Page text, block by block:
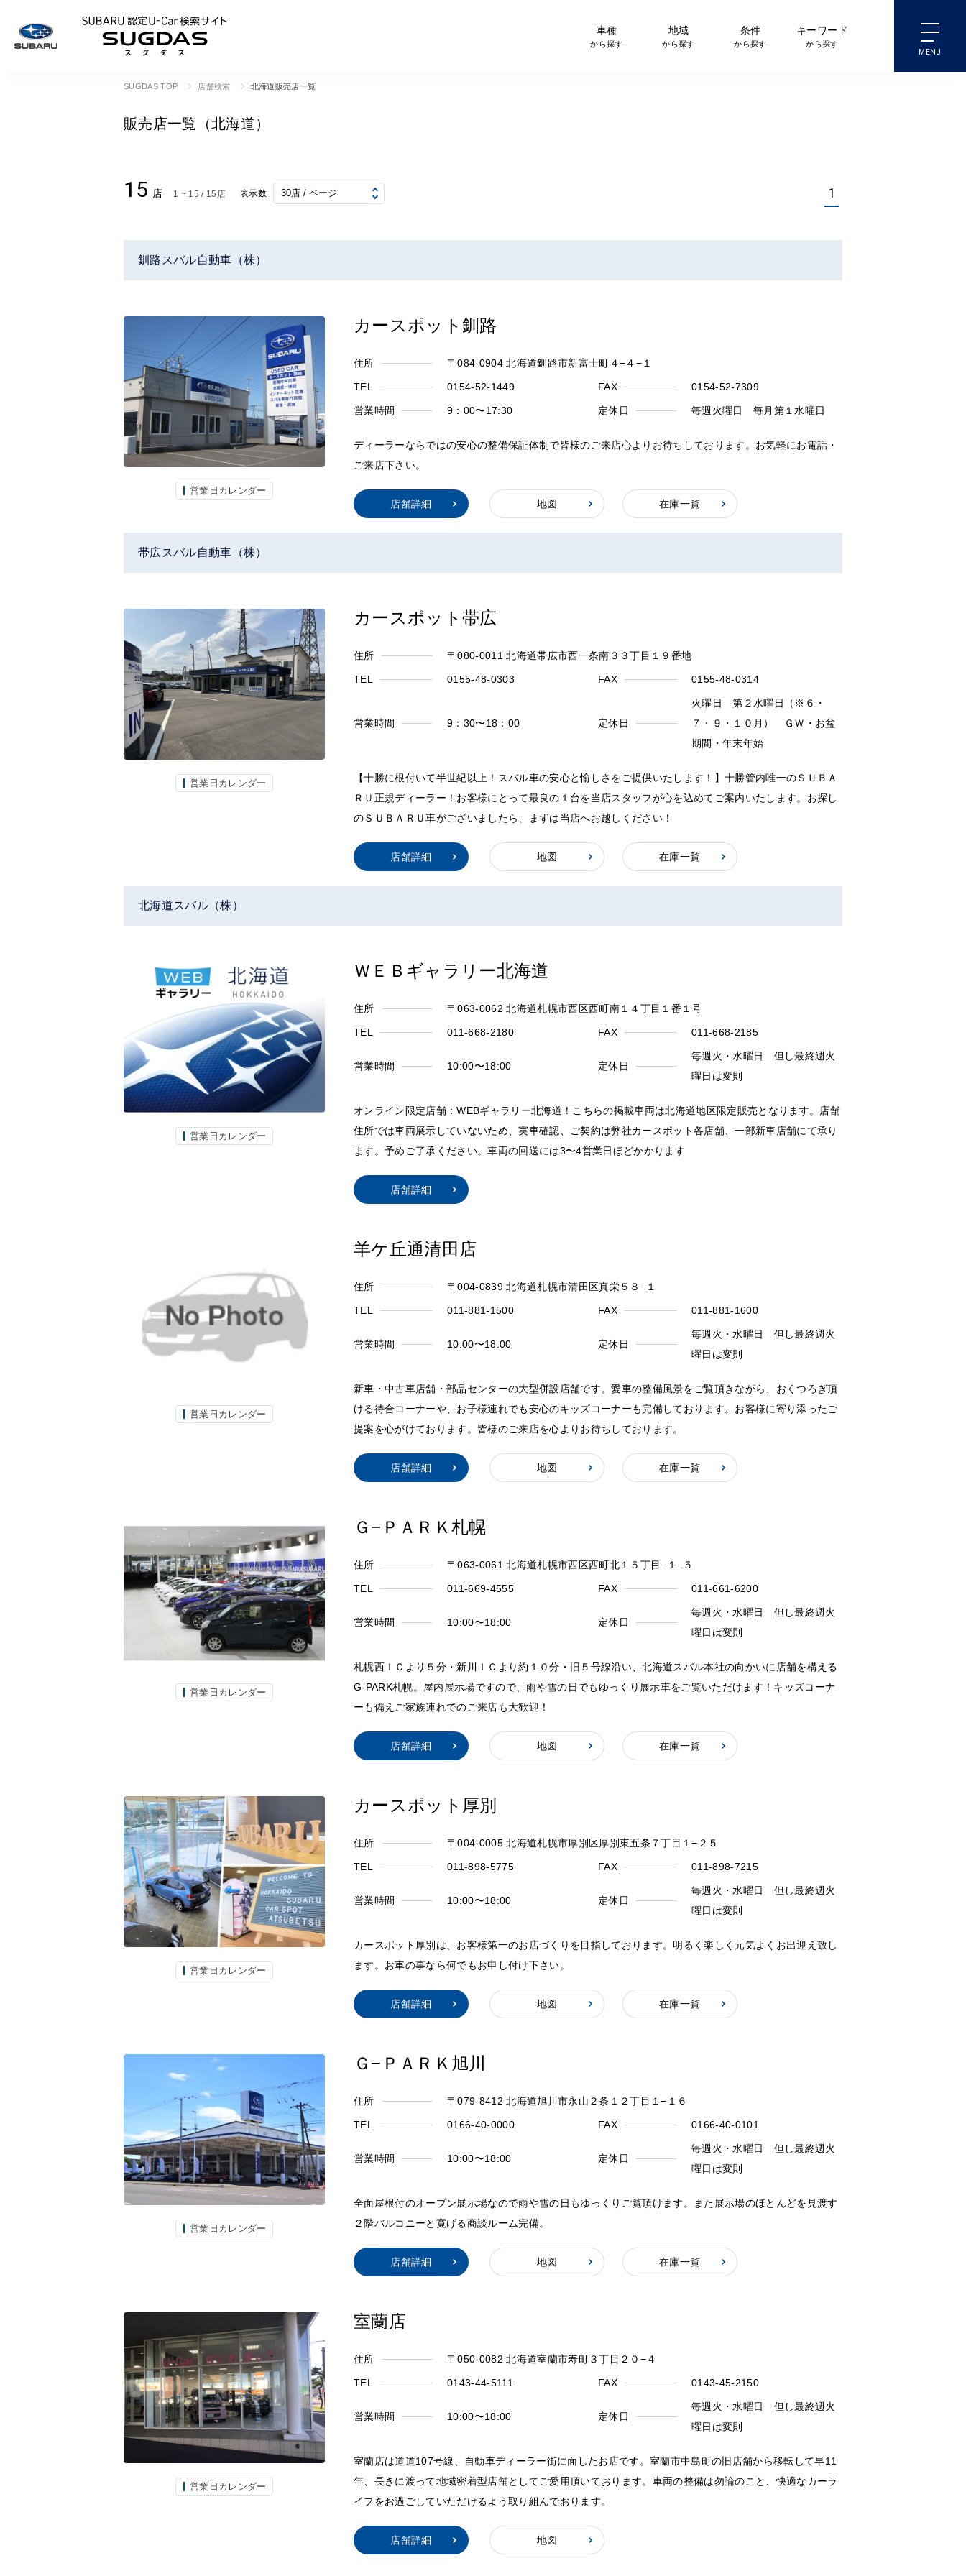
車種
から探す
地域
から探す
条件
から探す
キーワード
から探す
SUGDAS TOP 店舗検索 北海道販売店一覧
販売店一覧（北海道）
15 店 1 ~ 15 / 15店 表示数 1
釧路スバル自動車（株）
営業日カレンダー
カースポット釧路
住所 〒084-0904 北海道釧路市新富士町４−４−１
TEL 0154-52-1449 FAX 0154-52-7309
営業時間 9：00〜17:30 定休日 毎週火曜日 毎月第１水曜日
ディーラーならではの安心の整備保証体制で皆様のご来店心よりお待ちしております。お気軽にお電話・
ご来店下さい。
店舗詳細 地図 在庫一覧
帯広スバル自動車（株）
営業日カレンダー
カースポット帯広
住所 〒080-0011 北海道帯広市西一条南３３丁目１９番地
TEL 0155-48-0303 FAX 0155-48-0314
営業時間 9：30〜18：00 定休日
火曜日 第２水曜日（※６・
７・９・１０月） ＧＷ・お盆
期間・年末年始
【十勝に根付いて半世紀以上！スバル車の安心と愉しさをご提供いたします！】十勝管内唯一のＳＵＢＡ
ＲＵ正規ディーラー！お客様にとって最良の１台を当店スタッフが心を込めてご案内いたします。お探し
のＳＵＢＡＲＵ車がございましたら、まずは当店へお越しください！
店舗詳細 地図 在庫一覧
北海道スバル（株）
営業日カレンダー
ＷＥＢギャラリー北海道
住所 〒063-0062 北海道札幌市西区西町南１４丁目１番１号
TEL 011-668-2180 FAX 011-668-2185
営業時間 10:00〜18:00 定休日
毎週火・水曜日 但し最終週火
曜日は変則
オンライン限定店舗：WEBギャラリー北海道！こちらの掲載車両は北海道地区限定販売となります。店舗
住所では車両展示していないため、実車確認、ご契約は弊社カースポット各店舗、一部新車店舗にて承り
ます。予めご了承ください。車両の回送には3〜4営業日ほどかかります
店舗詳細
営業日カレンダー
羊ケ丘通清田店
住所 〒004-0839 北海道札幌市清田区真栄５８−１
TEL 011-881-1500 FAX 011-881-1600
営業時間 10:00〜18:00 定休日
毎週火・水曜日 但し最終週火
曜日は変則
新車・中古車店舗・部品センターの大型併設店舗です。愛車の整備風景をご覧頂きながら、おくつろぎ頂
ける待合コーナーや、お子様連れでも安心のキッズコーナーも完備しております。お客様に寄り添ったご
提案を心がけております。皆様のご来店を心よりお待ちしております。
店舗詳細 地図 在庫一覧
営業日カレンダー
Ｇ−ＰＡＲＫ札幌
住所 〒063-0061 北海道札幌市西区西町北１５丁目−１−５
TEL 011-669-4555 FAX 011-661-6200
営業時間 10:00〜18:00 定休日
毎週火・水曜日 但し最終週火
曜日は変則
札幌西ＩＣより５分・新川ＩＣより約１０分・旧５号線沿い、北海道スバル本社の向かいに店舗を構える
G-PARK札幌。屋内展示場ですので、雨や雪の日でもゆっくり展示車をご覧いただけます！キッズコーナ
ーも備えご家族連れでのご来店も大歓迎！
店舗詳細 地図 在庫一覧
営業日カレンダー
カースポット厚別
住所 〒004-0005 北海道札幌市厚別区厚別東五条７丁目１−２５
TEL 011-898-5775 FAX 011-898-7215
営業時間 10:00〜18:00 定休日
毎週火・水曜日 但し最終週火
曜日は変則
カースポット厚別は、お客様第一のお店づくりを目指しております。明るく楽しく元気よくお出迎え致し
ます。お車の事なら何でもお申し付け下さい。
店舗詳細 地図 在庫一覧
営業日カレンダー
Ｇ−ＰＡＲＫ旭川
住所 〒079-8412 北海道旭川市永山２条１２丁目１−１６
TEL 0166-40-0000 FAX 0166-40-0101
営業時間 10:00〜18:00 定休日
毎週火・水曜日 但し最終週火
曜日は変則
全面屋根付のオープン展示場なので雨や雪の日もゆっくりご覧頂けます。また展示場のほとんどを見渡す
２階バルコニーと寛げる商談ルーム完備。
店舗詳細 地図 在庫一覧
営業日カレンダー
室蘭店
住所 〒050-0082 北海道室蘭市寿町３丁目２０−４
TEL 0143-44-5111 FAX 0143-45-2150
営業時間 10:00〜18:00 定休日
毎週火・水曜日 但し最終週火
曜日は変則
室蘭店は道道107号線、自動車ディーラー街に面したお店です。室蘭市中島町の旧店舗から移転して早11
年、長きに渡って地域密着型店舗としてご愛用頂いております。車両の整備は勿論のこと、快適なカーラ
イフをお過ごしていただけるよう取り組んでおります。
店舗詳細 地図